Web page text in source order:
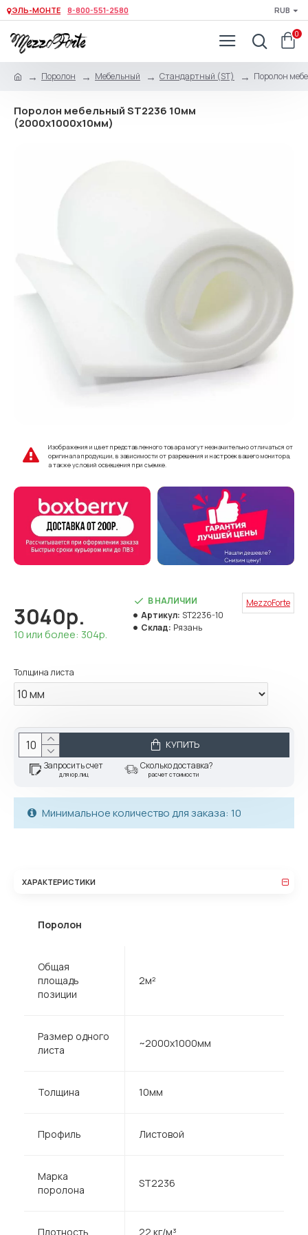
ЭЛЬ-МОНТЕ 8-800-551-2580 RUB
0
Поролон Мебельный Стандартный (ST) Поролон
Поролон мебельный ST2236 10мм
(2000x1000x10мм)
Изображения и цвет представленного товара могут незначительно отличаться от
оригинала продукции, в зависимости от разрешения и настроек вашего монитора,
а также условий освещения при съемке.
3040р.
10 или более: 304р.
В НАЛИЧИИ
Артикул: ST2236-10
Склад: Рязань
MezzoForte
Толщина листа
КУПИТЬ
Запросить счет
для юр.лиц
Сколько доставка?
расчет стоимости
Минимальное количество для заказа: 10
ХАРАКТЕРИСТИКИ
Поролон
Общая
площадь
позиции
2м²
Размер одного
листа
~2000х1000мм
Толщина 10мм
Профиль Листовой
Марка
поролона
ST2236
Плотность 22 кг/м³